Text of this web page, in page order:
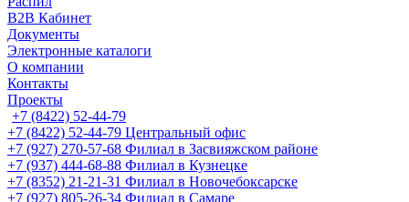
B2B Кабинет
Документы
Электронные каталоги
О компании
Контакты
Проекты
+7 (8422) 52-44-79
+7 (8422) 52-44-79 Центральный офис
+7 (927) 270-57-68 Филиал в Засвияжском районе
+7 (937) 444-68-88 Филиал в Кузнецке
+7 (8352) 21-21-31 Филиал в Новочебоксарске
+7 (927) 805-26-34 Филиал в Самаре